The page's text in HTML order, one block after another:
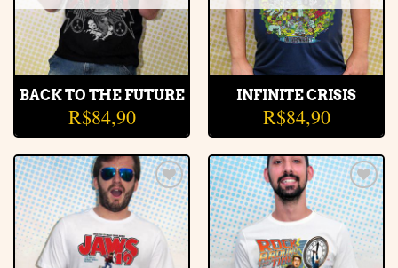
BACK TO THE FUTURE
R$84,90
INFINITE CRISIS
R$84,90
Adicionar
à lista de
desejos
Adicionar
à lista de
desejos